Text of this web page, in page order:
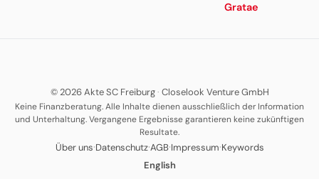
Gratae
© 2026 Akte SC Freiburg· Closelook Venture GmbH
Keine Finanzberatung. Alle Inhalte dienen ausschließlich der Information
und Unterhaltung. Vergangene Ergebnisse garantieren keine zukünftigen
Resultate.
Über uns·Datenschutz·AGB·Impressum·Keywords
English